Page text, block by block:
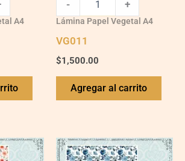
A4
- +
Lámina Papel Vegetal A4
VG011
$1,500.00
Agregar al carrito
VG018
quantity